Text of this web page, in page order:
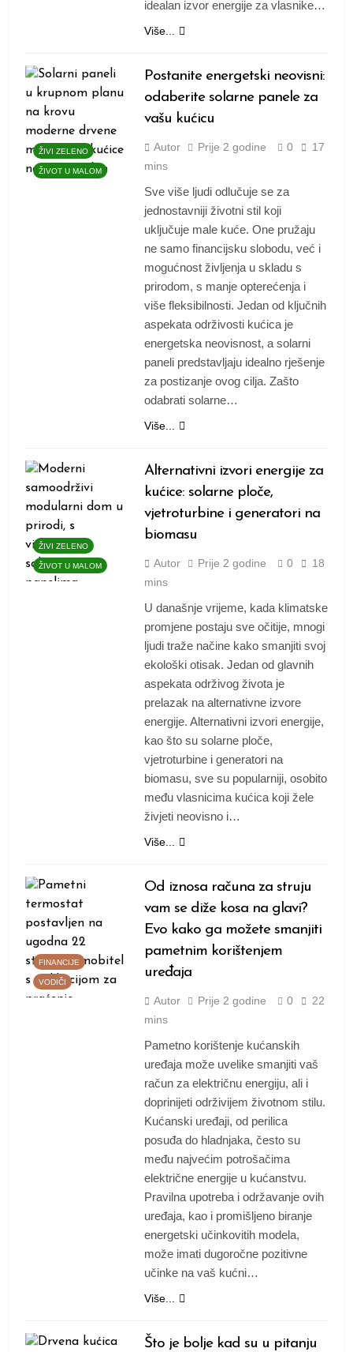
idealan izvor energije za vlasnike…
Više...
ŽIVI ZELENO
ŽIVOT U MALOM
Postanite energetski neovisni:
odaberite solarne panele za
vašu kućicu
Autor Prije 2 godine 0
17
mins
Sve više ljudi odlučuje se za
jednostavniji životni stil koji
uključuje male kuće. One pružaju
ne samo financijsku slobodu, već i
mogućnost življenja u skladu s
prirodom, s manje opterećenja i
više fleksibilnosti. Jedan od ključnih
aspekata održivosti kućica je
energetska neovisnost, a solarni
paneli predstavljaju idealno rješenje
za postizanje ovog cilja. Zašto
odabrati solarne…
Više...
ŽIVI ZELENO
ŽIVOT U MALOM
Alternativni izvori energije za
kućice: solarne ploče,
vjetroturbine i generatori na
biomasu
Autor Prije 2 godine 0
18
mins
U današnje vrijeme, kada klimatske
promjene postaju sve očitije, mnogi
ljudi traže načine kako smanjiti svoj
ekološki otisak. Jedan od glavnih
aspekata održivog života je
prelazak na alternativne izvore
energije. Alternativni izvori energije,
kao što su solarne ploče,
vjetroturbine i generatori na
biomasu, sve su popularniji, osobito
među vlasnicima kućica koji žele
živjeti neovisno i…
Više...
FINANCIJE
VODIČI
Od iznosa računa za struju
vam se diže kosa na glavi?
Evo kako ga možete smanjiti
pametnim korištenjem
uređaja
Autor Prije 2 godine 0
22
mins
Pametno korištenje kućanskih
uređaja može uvelike smanjiti vaš
račun za električnu energiju, ali i
doprinijeti održivijem životnom stilu.
Kućanski uređaji, od perilica
posuđa do hladnjaka, često su
među najvećim potrošačima
električne energije u kućanstvu.
Pravilna upotreba i održavanje ovih
uređaja, kao i promišljeno biranje
energetski učinkovitih modela,
može imati dugoročne pozitivne
učinke na vaš kućni…
Više...
Što je bolje kad su u pitanju